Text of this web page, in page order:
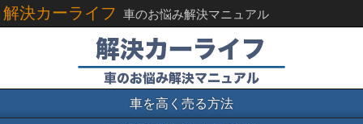
解決カーライフ 車のお悩み解決マニュアル
車を高く売る方法